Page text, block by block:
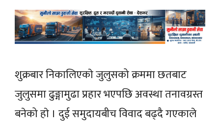
शुक्रबारनिकालिएकाेजुलुसको क्रममा छतबाट
जुलुसमाढुङ्गामुढाप्रहारभएपछिअवस्था तनावग्रस्त
बनेकोहाे । दुईसमुदायबीचविवाद बढ्दै गएकाले